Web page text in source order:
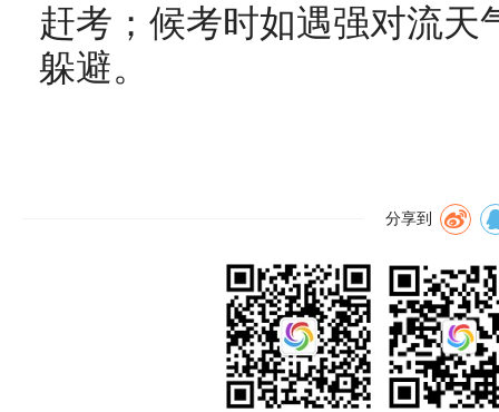
赶考；候考时如遇强对流天
躲避。
分享到